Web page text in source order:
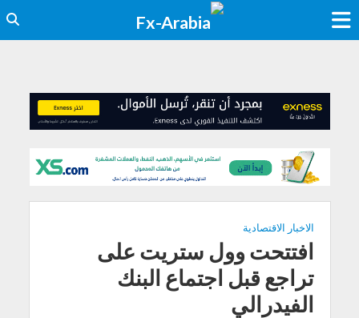
الاخبار الاقتصادية
افتتحت وول ستريت على
تراجع قبل اجتماع البنك
الفيدرالي